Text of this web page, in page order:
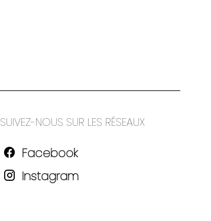
SUIVEZ-NOUS SUR LES RÉSEAUX
Facebook
Instagram